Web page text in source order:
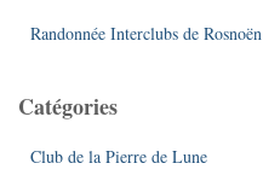
Randonnée Interclubs de Rosnoën
Catégories
Club de la Pierre de Lune